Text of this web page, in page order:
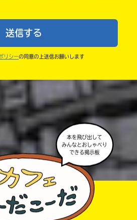
けてね。
中は、投稿した後の画面にバナー
紹介させてもらうことがある
を傷つけていたり、個人情報をか
がまちがっていたりしないか、読
送信する
リシーの同意の上送信お願いします
みんなとおしゃべり
できる掲示板